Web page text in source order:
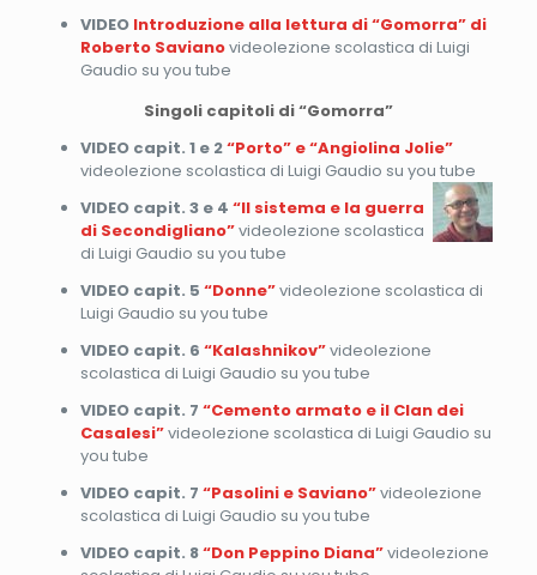
VIDEO Introduzione alla lettura di “Gomorra” di
Roberto Savianovideolezione scolastica di Luigi
Gaudio su you tube
Singoli capitoli di “Gomorra”
VIDEO capit. 1 e 2“Porto” e “Angiolina Jolie”
videolezione scolastica di Luigi Gaudio su you tube
VIDEO capit. 3 e 4 “Il sistema e la guerra
di Secondigliano”videolezione scolastica
di Luigi Gaudio su you tube
VIDEO capit. 5 “Donne”videolezione scolastica di
Luigi Gaudio su you tube
VIDEO capit. 6 “Kalashnikov”videolezione
scolastica di Luigi Gaudio su you tube
VIDEO capit. 7 “Cemento armato e il Clan dei
Casalesi”videolezione scolastica di Luigi Gaudio su
you tube
VIDEO capit. 7 “Pasolini e Saviano”videolezione
scolastica di Luigi Gaudio su you tube
VIDEO capit. 8“Don Peppino Diana”videolezione